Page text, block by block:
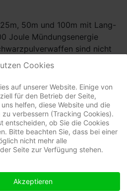
50m und 100m mit Lang-
Joule Mündungsenergie
sind nicht
der Kemptener Straße 132,
Cookies
auf unserer Website. Einige von
für den Betrieb der Seite,
helfen, diese Website und die
verbessern (Tracking Cookies).
entscheiden, ob Sie die Cookies
Bitte beachten Sie, dass bei einer
nicht mehr alle
Seite zur Verfügung stehen.
Akzeptieren